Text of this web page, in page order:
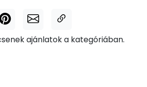
ajánlatok a kategóriában.